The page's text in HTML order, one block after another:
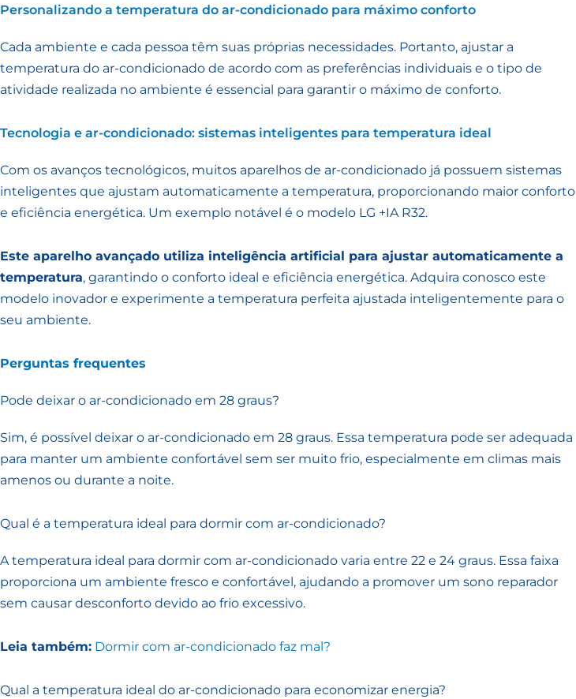
Personalizando a temperatura do ar-condicionado para máximo conforto
Cada ambiente e cada pessoa têm suas próprias necessidades. Portanto, ajustar a
temperatura do ar-condicionado de acordo com as preferências individuais e o tipo de
atividade realizada no ambiente é essencial para garantir o máximo de conforto.
Tecnologia e ar-condicionado: sistemas inteligentes para temperatura ideal
Com os avanços tecnológicos, muitos aparelhos de ar-condicionado já possuem sistemas
inteligentes que ajustam automaticamente a temperatura, proporcionando maior conforto
e eficiência energética. Um exemplo notável é o modelo LG +IA R32.
Este aparelho avançado utiliza inteligência artificial para ajustar automaticamente a
temperatura, garantindo o conforto ideal e eficiência energética. Adquira conosco este
modelo inovador e experimente a temperatura perfeita ajustada inteligentemente para o
seu ambiente.
Perguntas frequentes
Pode deixar o ar-condicionado em 28 graus?
Sim, é possível deixar o ar-condicionado em 28 graus. Essa temperatura pode ser adequada
para manter um ambiente confortável sem ser muito frio, especialmente em climas mais
amenos ou durante a noite.
Qual é a temperatura ideal para dormir com ar-condicionado?
A temperatura ideal para dormir com ar-condicionado varia entre 22 e 24 graus. Essa faixa
proporciona um ambiente fresco e confortável, ajudando a promover um sono reparador
sem causar desconforto devido ao frio excessivo.
Leia também: Dormir com ar-condicionado faz mal?
Qual a temperatura ideal do ar-condicionado para economizar energia?